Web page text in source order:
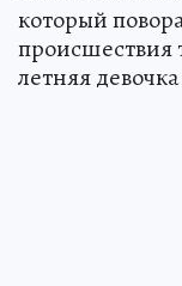
Автомобиль
который
происшествия